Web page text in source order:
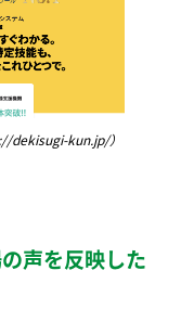
dekisugi-kun.jp/）
声を反映した